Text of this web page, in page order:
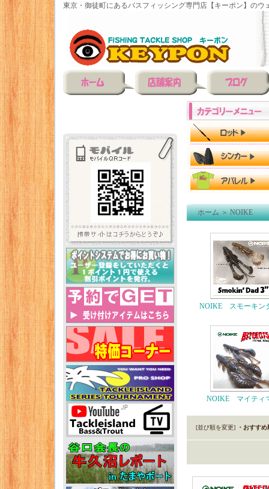
東京・御徒町にあるバスフィッシング専門店【キーポン】のウ
ホーム＞NOIKE
NOIKE スモーキン
NOIKE マイティ
[並び順を変更] ・おすすめ